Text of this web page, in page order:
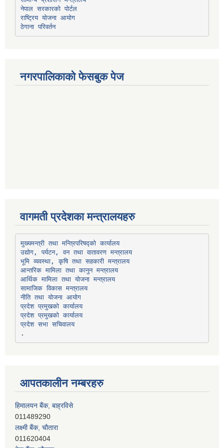
नेपाल सरकारको पोर्टल
राष्ट्रिय योजना आयोग
ठेगाना परिवर्तन
नगरपालिकाको फेसबुक पेज
वागमती प्रदेशका मन्त्रालयहरु
मुख्यमन्त्री तथा मन्त्रिपरिषद्को कार्यालय
उद्योग, पर्यटन, वन तथा वातावरण मन्त्रालय
भूमि व्यवस्था, कृषि तथा सहकारी मन्त्रालय
आन्तरिक मामिला तथा कानुन मन्त्रालय
आर्थिक मामिला तथा योजना मन्त्रालय
सामाजिक विकास मन्त्रालय
नीति तथा योजना आयोग
प्रदेश प्रमुखको कार्यालय
प्रदेश प्रमुखको कार्यालय
प्रदेश सभा सचिवालय
आपतकालीन नम्बरहरु
हिमालयन बैंक, बाह्रविसे
011489290
लक्ष्मी बैंक, चाैतारा
011620404